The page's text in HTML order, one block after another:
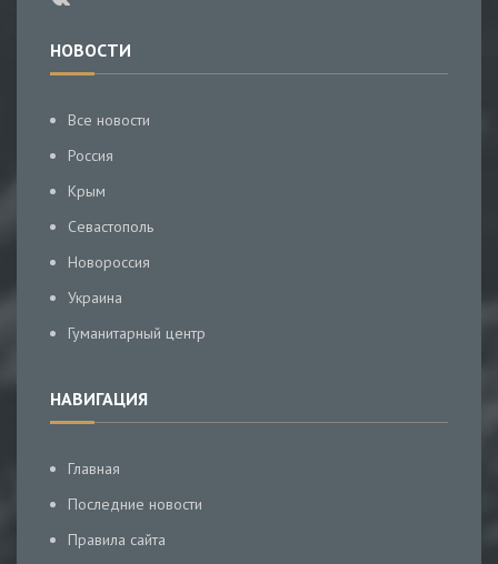
НОВОСТИ
Все новости
Россия
Крым
Севастополь
Новороссия
Украина
Гуманитарный центр
НАВИГАЦИЯ
Главная
Последние новости
Правила сайта